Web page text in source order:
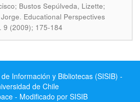
Bustos Sepúlveda, Lizette;
. Educational Perspectives
9 (2009); 175-184
Información y Bibliotecas (SISIB) -
de Chile
- Modificado por SISIB